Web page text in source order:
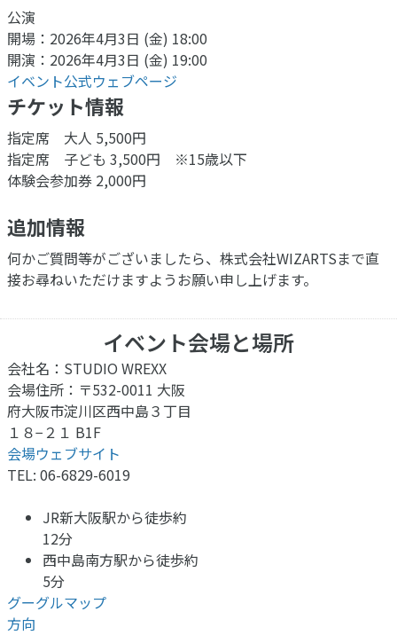
公演
開場：2026年4月3日 (金) 18:00
開演：2026年4月3日 (金) 19:00
イベント公式ウェブページ
チケット情報
指定席 大人 5,500円
指定席 子ども 3,500円 ※15歳以下
体験会参加券 2,000円
追加情報
何かご質問等がございましたら、株式会社WIZARTSまで直
接お尋ねいただけますようお願い申し上げます。
イベント会場と場所
会社名：STUDIO WREXX
会場住所：〒532-0011 大阪
府大阪市淀川区西中島３丁目
１８−２１ B1F
会場ウェブサイト
TEL: 06-6829-6019
JR新大阪駅から徒歩約
12分
西中島南方駅から徒歩約
5分
グーグルマップ
方向